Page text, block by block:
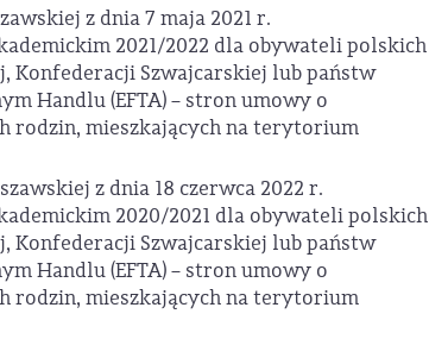
z dnia 7 maja 2021 r.
2021/2022 dla obywateli polskich
Konfederacji Szwajcarskiej lub państw
Handlu (EFTA) – stron umowy o
rodzin, mieszkających na terytorium
z dnia 18 czerwca 2022 r.
2020/2021 dla obywateli polskich
Konfederacji Szwajcarskiej lub państw
Handlu (EFTA) – stron umowy o
rodzin, mieszkających na terytorium